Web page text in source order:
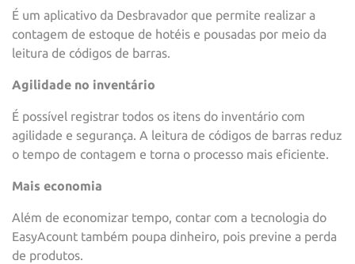
É um aplicativo da Desbravador que permite realizar a
contagem de estoque de hotéis e pousadas por meio da
leitura de códigos de barras.
Agilidade no inventário
É possível registrar todos os itens do inventário com
agilidade e segurança. A leitura de códigos de barras reduz
o tempo de contagem e torna o processo mais eficiente.
Mais economia
Além de economizar tempo, contar com a tecnologia do
EasyAcount também poupa dinheiro, pois previne a perda
de produtos.